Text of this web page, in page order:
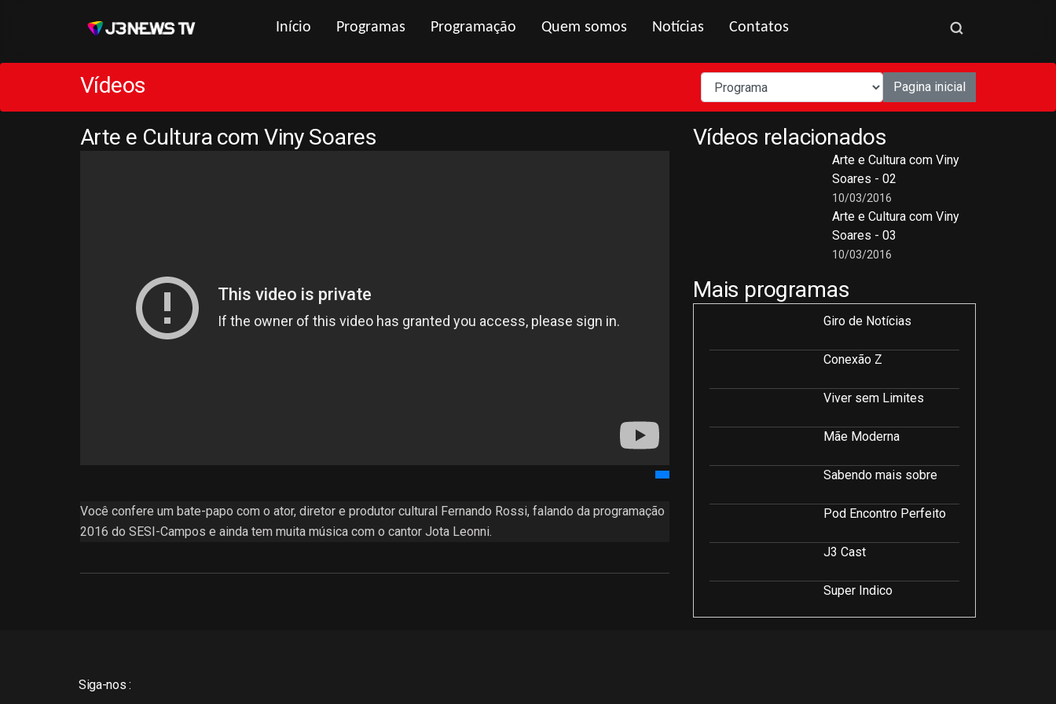
Início Programas Programação Quem somos Notícias Contatos
Vídeos Pagina inicial
Arte e Cultura com Viny Soares
Você confere um bate-papo com o ator, diretor e produtor cultural Fernando Rossi, falando da programação
2016 do SESI-Campos e ainda tem muita música com o cantor Jota Leonni.
Vídeos relacionados
Arte e Cultura com Viny
Soares - 02
10/03/2016
Arte e Cultura com Viny
Soares - 03
10/03/2016
Mais programas
Giro de Notícias
Conexão Z
Viver sem Limites
Mãe Moderna
Sabendo mais sobre
Pod Encontro Perfeito
J3 Cast
Super Indico
Siga-nos :